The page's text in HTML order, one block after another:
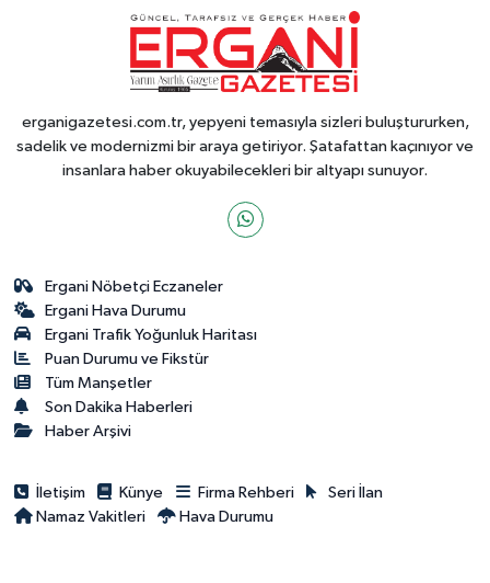
erganigazetesi.com.tr, yepyeni temasıyla sizleri buluştururken,
sadelik ve modernizmi bir araya getiriyor. Şatafattan kaçınıyor ve
insanlara haber okuyabilecekleri bir altyapı sunuyor.
Ergani Nöbetçi Eczaneler
Ergani Hava Durumu
Ergani Trafik Yoğunluk Haritası
Puan Durumu ve Fikstür
Tüm Manşetler
Son Dakika Haberleri
Haber Arşivi
İletişim Künye Firma Rehberi
Seri İlan
Namaz Vakitleri
Hava Durumu